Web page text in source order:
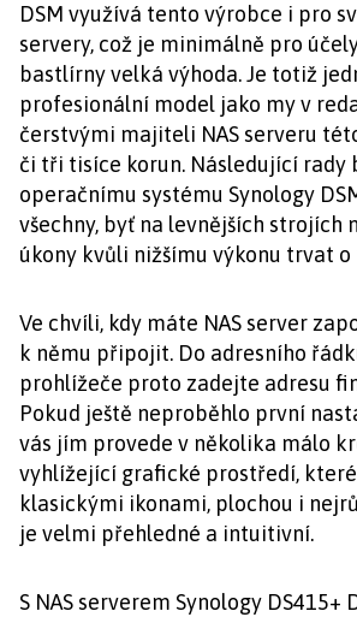
DSM využívá tento výrobce i pro
servery, což je minimálně pro
bastlírny velká výhoda. Je totiž
profesionální model jako my v
čerstvými majiteli NAS serveru
či tři tisíce korun. Následující rady
operačnímu systému Synology
všechny, byť na levnějších strojích
úkony kvůli nižšímu výkonu trvat o
Ve chvíli, kdy máte NAS server
k němu připojit. Do adresního
prohlížeče proto zadejte adresu
Pokud ještě neproběhlo první
vás jím provede v několika málo
vyhlížející grafické prostředí,
klasickými ikonami, plochou i
je velmi přehledné a intuitivní.
S NAS serverem Synology DS415+